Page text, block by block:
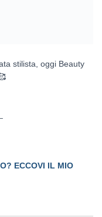
stilista, oggi Beauty
ECCOVI IL MIO